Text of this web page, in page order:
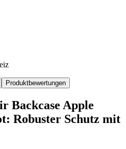
Produktbewertungen
Backcase Apple
Robuster Schutz mit